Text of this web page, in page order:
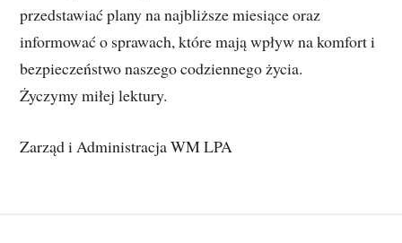
przedstawiać plany na najbliższe miesiące oraz
informować o sprawach, które mają wpływ na komfort i
bezpieczeństwo naszego codziennego życia.
Życzymy miłej lektury.
Zarząd i Administracja WM LPA